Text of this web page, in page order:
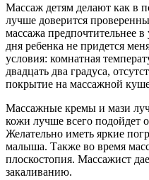
Массаж детям делают как в
лучше доверится
массажа предпочтительнее
дня ребенка не придется
условия: комнатная
двадцать два градуса,
покрытие на массажной
Массажные кремы и мази
кожи лучше всего подойдет
Желательно иметь яркие
малыша. Также во время
плоскостопия. Массажист
закаливанию.